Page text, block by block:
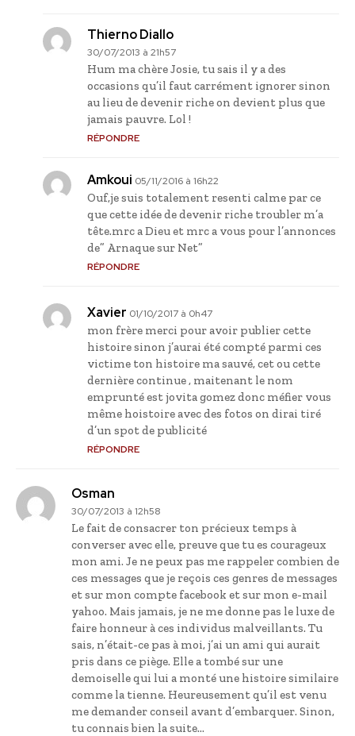
Thierno Diallo
30/07/2013 à 21h57
Hum ma chère Josie, tu sais il y a des
occasions qu’il faut carrément ignorer sinon
au lieu de devenir riche on devient plus que
jamais pauvre. Lol !
RÉPONDRE
Amkoui 05/11/2016 à 16h22
Ouf,je suis totalement resenti calme par ce
que cette idée de devenir riche troubler m’a
tête.mrc a Dieu et mrc a vous pour l’annonces
de” Arnaque sur Net”
RÉPONDRE
Xavier 01/10/2017 à 0h47
mon frère merci pour avoir publier cette
histoire sinon j’aurai été compté parmi ces
victime ton histoire ma sauvé, cet ou cette
dernière continue , maitenant le nom
emprunté est jovita gomez donc méfier vous
même hoistoire avec des fotos on dirai tiré
d’un spot de publicité
RÉPONDRE
Osman
30/07/2013 à 12h58
Le fait de consacrer ton précieux temps à
converser avec elle, preuve que tu es courageux
mon ami. Je ne peux pas me rappeler combien de
ces messages que je reçois ces genres de messages
et sur mon compte facebook et sur mon e-mail
yahoo. Mais jamais, je ne me donne pas le luxe de
faire honneur à ces individus malveillants. Tu
sais, n’était-ce pas à moi, j’ai un ami qui aurait
pris dans ce piège. Elle a tombé sur une
demoiselle qui lui a monté une histoire similaire
comme la tienne. Heureusement qu’il est venu
me demander conseil avant d’embarquer. Sinon,
tu connais bien la suite…